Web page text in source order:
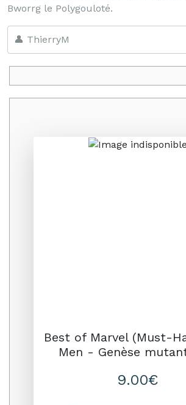
Bworrg le Polygouloté.
👤 ThierryM
Best of Marvel (Must-
Men - Genèse
9.00€